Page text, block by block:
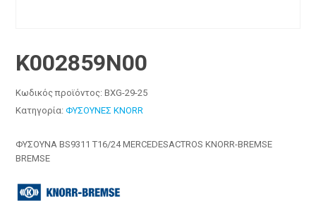
K002859N00
Κωδικός προϊόντος:BXG-29-25
Κατηγορία:ΦΥΣΟΥΝΕΣ KNORR
ΦΥΣΟΥΝΑ BS9311 T16/24 MERCEDESACTROS KNORR-BREMSE
BREMSE